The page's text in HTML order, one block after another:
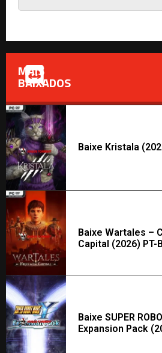
MAIS
BAIXADOS
Baixe Kristala
Baixe Wartales –
Capital (2026) PT-
Baixe SUPER
Expansion Pack